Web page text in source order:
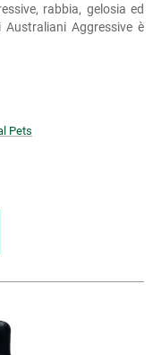
rabbia, gelosia ed
Aggressive è
Pets